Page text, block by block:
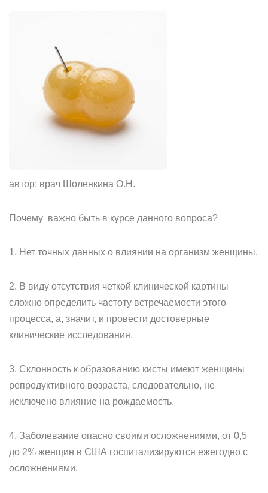
автор: врач Шоленкина О.Н.
Почему важно быть в курсе данного вопроса?
1. Нет точных данных о влиянии на организм женщины.
2. В виду отсутствия четкой клинической картины
сложно определить частоту встречаемости этого
процесса, а, значит, и провести достоверные
клинические исследования.
3. Склонность к образованию кисты имеют женщины
репродуктивного возраста, следовательно, не
исключено влияние на рождаемость.
4. Заболевание опасно своими осложнениями, от 0,5
до 2% женщин в США госпитализируются ежегодно с
осложнениями.